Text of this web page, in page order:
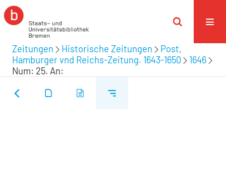
Zeitungen Historische Zeitungen
Post,
Hamburger vnd Reichs-Zeitung. 1643-1650
1646
Num: 25. An: